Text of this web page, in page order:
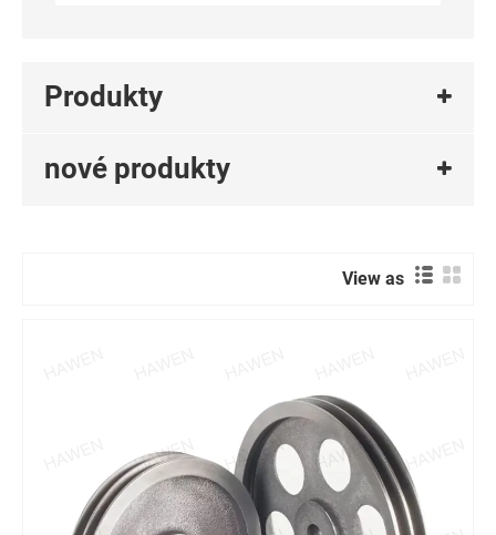
Produkty
nové produkty
View as